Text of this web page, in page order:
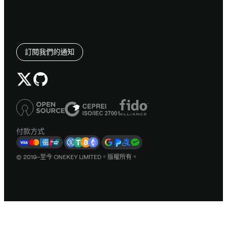
訂閱我們的通知
付款方式
© 2019–至今 ONEKEY LIMITED。版權所有。